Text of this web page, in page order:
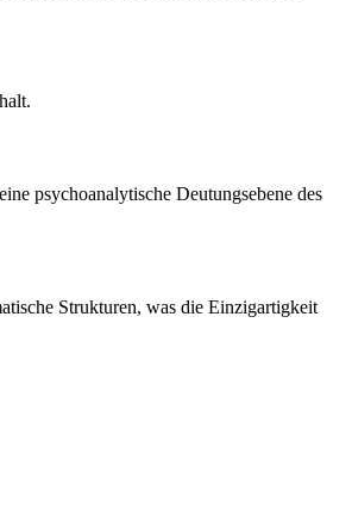
psychoanalytische Deutungsebene des
Strukturen, was die Einzigartigkeit